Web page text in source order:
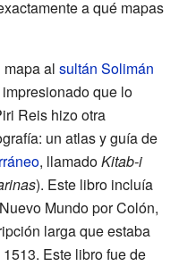
a qué mapas
al sultán Solimán
que lo
Reis hizo otra
un atlas y guía de
, llamadoKitab-i
). Este libro incluía
Mundo por Colón,
larga que estaba
Este libro fue de